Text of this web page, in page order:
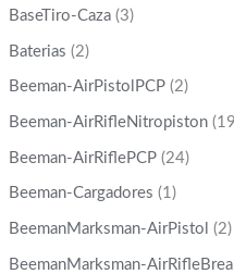
BaseTiro-Caza (3)
Baterias (2)
Beeman-AirPistolPCP (2)
Beeman-AirRifleNitropiston
Beeman-AirRiflePCP (24)
Beeman-Cargadores (1)
BeemanMarksman-AirPistol (2)
BeemanMarksman-